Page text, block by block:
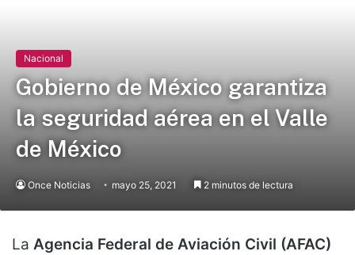
Nacional
Gobierno de México garantiza
la seguridad aérea en el Valle
de México
Once Noticias mayo 25, 2021 2 minutos de lectura
La Agencia Federal de Aviación Civil (AFAC)